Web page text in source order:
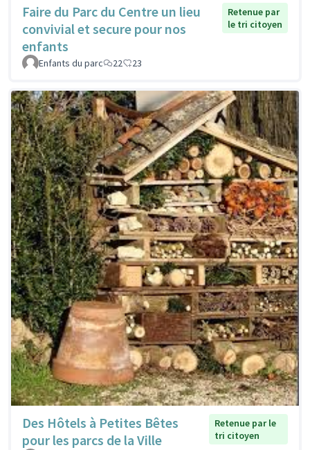
Faire du Parc du Centre un lieu
convivial et secure pour nos
enfants
Retenue par
le tri citoyen
Enfants du parc 22 23
Des Hôtels à Petites Bêtes
pour les parcs de la Ville
Retenue par le
tri citoyen